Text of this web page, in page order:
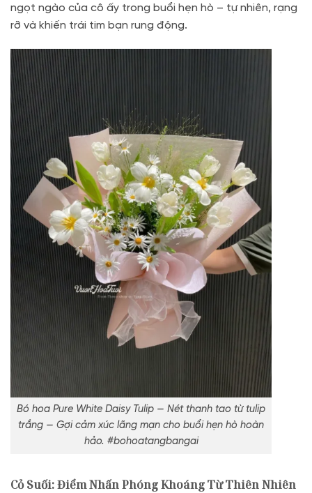
ngọt ngào của cô ấy trong buổi hẹn hò – tự nhiên, rạng
rỡ và khiến trái tim bạn rung động.
Bó hoa Pure White Daisy Tulip — Nét thanh tao từ tulip
trắng — Gợi cảm xúc lãng mạn cho buổi hẹn hò hoàn
hảo. #bohoatangbangai
Cỏ Suối: Điểm Nhấn Phóng Khoáng Từ Thiên Nhiên